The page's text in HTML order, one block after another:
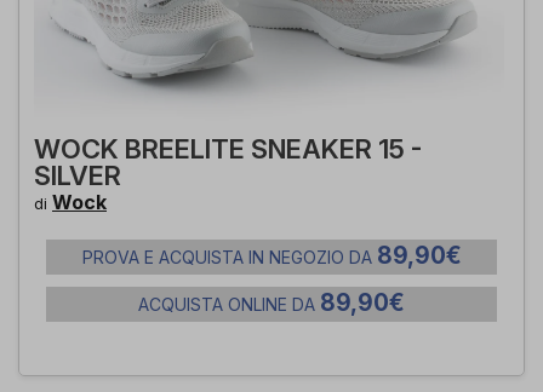
WOCK BREELITE SNEAKER 15 -
SILVER
di Wock
PROVA E ACQUISTA IN NEGOZIO DA 89,90€
ACQUISTA ONLINE DA 89,90€